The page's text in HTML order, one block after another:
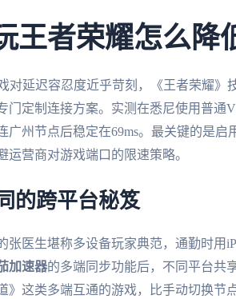
王者荣耀怎么降
对延迟容忍度近乎苛刻，《王者荣耀》
门定制连接方案。实测在悉尼使用普通
广州节点后稳定在69ms。最关键的是
运营商对游戏端口的限速策略。
的跨平台秘笈
张医生堪称多设备玩家典范，通勤时用
加速器的多端同步功能后，不同平台共
》这类多端互通的游戏，比手动切换节